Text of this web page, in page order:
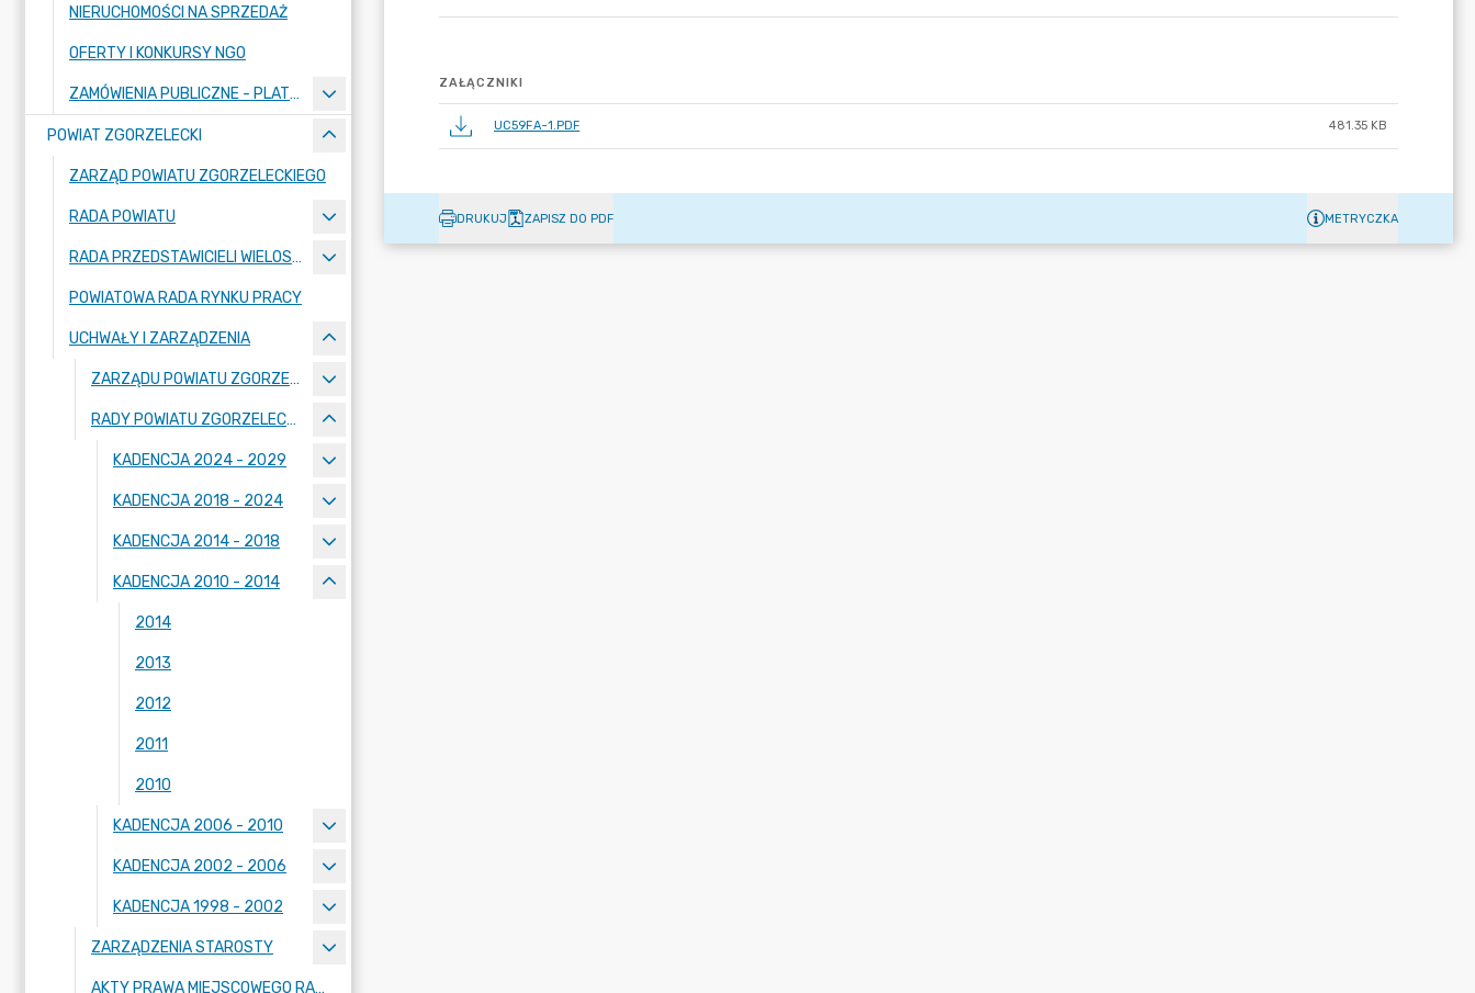
NIERUCHOMOŚCI NA SPRZEDAŻ
OFERTY I KONKURSY NGO
ZAMÓWIENIA PUBLICZNE - PLATFORMA ZAKUPOWA
POWIAT ZGORZELECKI
ZARZĄD POWIATU ZGORZELECKIEGO
RADA POWIATU
RADA PRZEDSTAWICIELI WIELOSPECJALISTYCZNEGO ZESPOŁU OPIEKI ZDROWOTNEJ "BOLESŁAWIEC-ZGORZELEC" SAMODZIELNEGO PUBLICZNEGO ZAKŁADU OPIEKI ZDROWOTNEJ
POWIATOWA RADA RYNKU PRACY
UCHWAŁY I ZARZĄDZENIA
ZARZĄDU POWIATU ZGORZELECKIEGO
RADY POWIATU ZGORZELECKIEGO
KADENCJA 2024 - 2029
KADENCJA 2018 - 2024
KADENCJA 2014 - 2018
KADENCJA 2010 - 2014
2014
2013
2012
2011
2010
KADENCJA 2006 - 2010
KADENCJA 2002 - 2006
KADENCJA 1998 - 2002
ZARZĄDZENIA STAROSTY
AKTY PRAWA MIEJSCOWEGO RADY POWIATU ZGORZELECKIEGO
ZAŁĄCZNIKI
UC59FA~1.PDF 481.35 KB
DRUKUJ ZAPISZ DO PDF METRYCZKA